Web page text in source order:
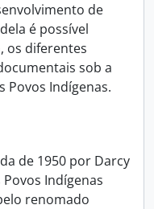
de
é possível
os diferentes
sob a
Povos Indígenas.
de 1950 por Darcy
Indígenas
renomado